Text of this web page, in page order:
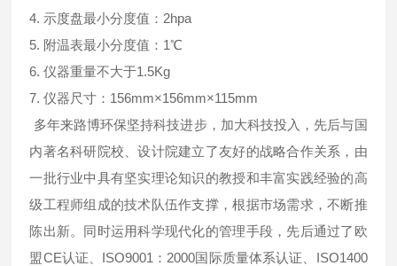
4. 示度盘最小分度值：2hpa
5. 附温表最小分度值：1℃
6. 仪器重量不大于1.5Kg
7. 仪器尺寸：156mm×156mm×115mm
多年来路博环保坚持科技进步，加大科技投入，先后与国
内著名科研院校、设计院建立了友好的战略合作关系，由
一批行业中具有坚实理论知识的教授和丰富实践经验的高
级工程师组成的技术队伍作支撑，根据市场需求，不断推
陈出新。同时运用科学现代化的管理手段，先后通过了欧
盟CE认证、ISO9001：2000国际质量体系认证、ISO1400